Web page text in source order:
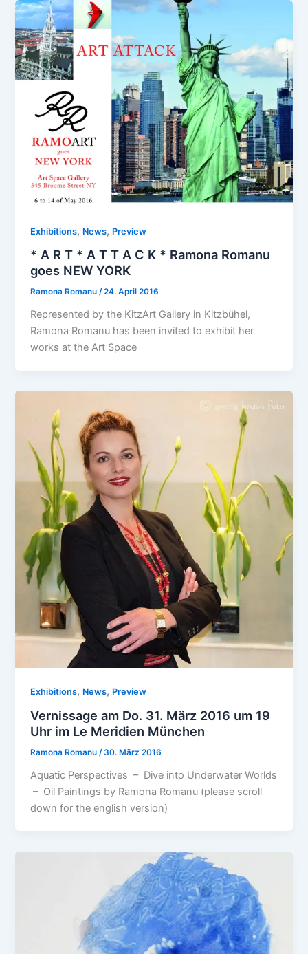
Exhibitions, News, Preview
* A R T * A T T A C K * Ramona Romanu
goes NEW YORK
Ramona Romanu/24. April 2016
Represented by the KitzArt Gallery in Kitzbühel,
Ramona Romanu has been invited to exhibit her
works at the Art Space
Exhibitions, News, Preview
Vernissage am Do. 31. März 2016 um 19
Uhr im Le Meridien München
Ramona Romanu /30. März 2016
Aquatic Perspectives – Dive into Underwater Worlds
– Oil Paintings by Ramona Romanu (please scroll
down for the english version)